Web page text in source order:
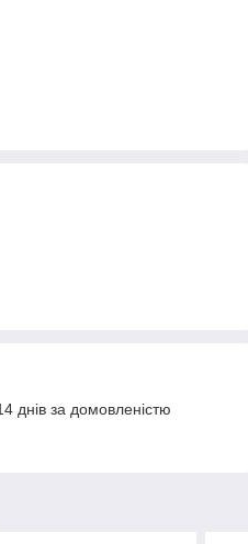
днів за домовленістю